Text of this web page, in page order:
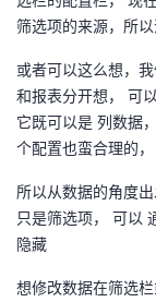
筛选项的来源，所以
或者可以这么想，
和报表分开想， 可
它既可以是 列数据
个配置也蛮合理的，
所以从数据的角度
只是筛选项， 可以
隐藏
想修改数据在筛选